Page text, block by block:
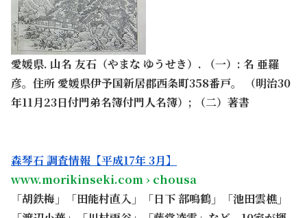
愛媛県. 山名 友石（やまな ゆうせき）. （一）: 名 亜羅
彦。住所 愛媛県伊予国新居郡西条町358番戸。 （明治30
年11月23日付門弟名簿付門人名簿）; （二）著書
森琴石 調査情報【平成17年 3月】
www.morikinseki.com › chousa
「胡鉄梅」「田能村直入」「日下 部鳴鶴」「池田雲樵」